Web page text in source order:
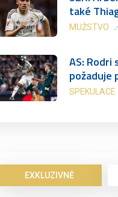
také
MUŽSTVO
AS: Rodri
požaduje
SPEKULACE
EXKLUZIVNĚ